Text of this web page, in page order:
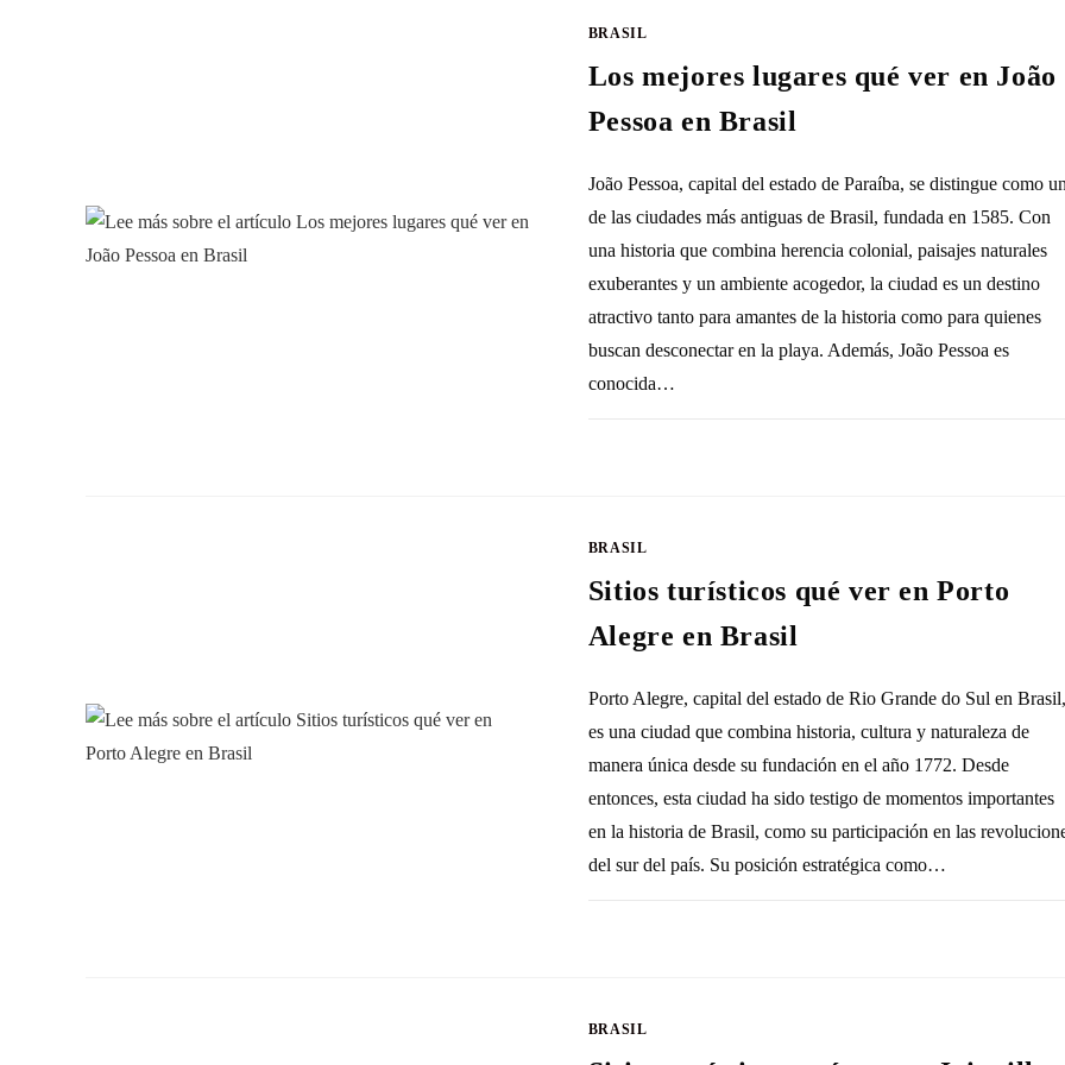
BRASIL
Los mejores lugares qué ver en João
Pessoa en Brasil
João Pessoa, capital del estado de Paraíba, se distingue como
de las ciudades más antiguas de Brasil, fundada en 1585. Con
una historia que combina herencia colonial, paisajes naturales
exuberantes y un ambiente acogedor, la ciudad es un destino
atractivo tanto para amantes de la historia como para quienes
buscan desconectar en la playa. Además, João Pessoa es
conocida…
BRASIL
Sitios turísticos qué ver en Porto
Alegre en Brasil
Porto Alegre, capital del estado de Rio Grande do Sul en Brasil,
es una ciudad que combina historia, cultura y naturaleza de
manera única desde su fundación en el año 1772. Desde
entonces, esta ciudad ha sido testigo de momentos importantes
en la historia de Brasil, como su participación en las
del sur del país. Su posición estratégica como…
BRASIL